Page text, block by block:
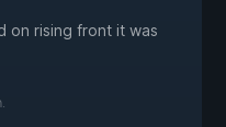
on rising front it was